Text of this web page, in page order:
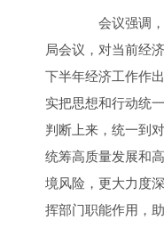
会议强调，
局会议，对当前经
下半年经济工作作
实把思想和行动统
判断上来，统一到
统筹高质量发展和
境风险，更大力度
挥部门职能作用，